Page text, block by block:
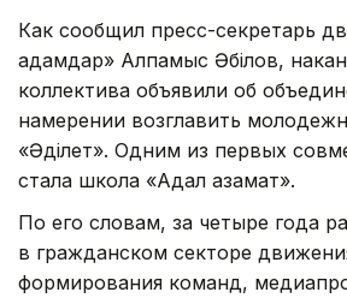
Как сообщил пресс-секретарь
адамдар» Алпамыс Әбілов,
коллектива объявили об
намерении возглавить
«Әділет». Одним из первых
стала школа «Адал азамат».
По его словам, за четыре года
в гражданском секторе
формирования команд,